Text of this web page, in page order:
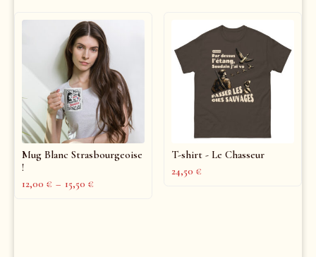
Mug Blanc Strasbourgeoise
!
12,00 € – 15,50 €
T-shirt - Le Chasseur
24,50 €